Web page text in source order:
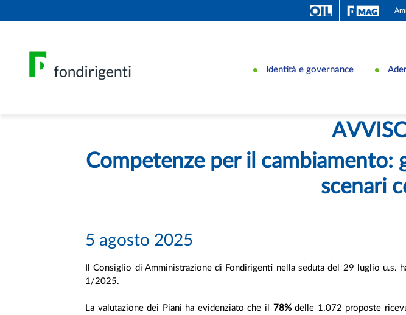
Identità e governance
Competenze per il cambiamento:
scenari
5 agosto 2025
Il Consiglio di Amministrazione di Fondirigenti nella seduta del 29 luglio u.s.
1/2025.
La valutazione dei Piani ha evidenziato che il 78%delle 1.072 proposte